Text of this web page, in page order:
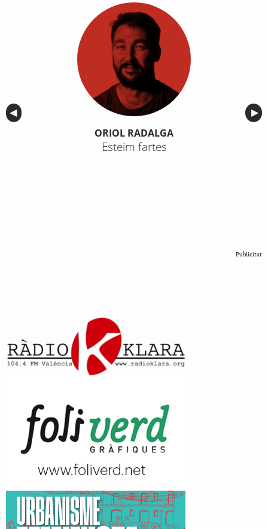
Anterior
◀︎ ▶︎
ORIOL RADALGA
Esteim fartes
Publicitat